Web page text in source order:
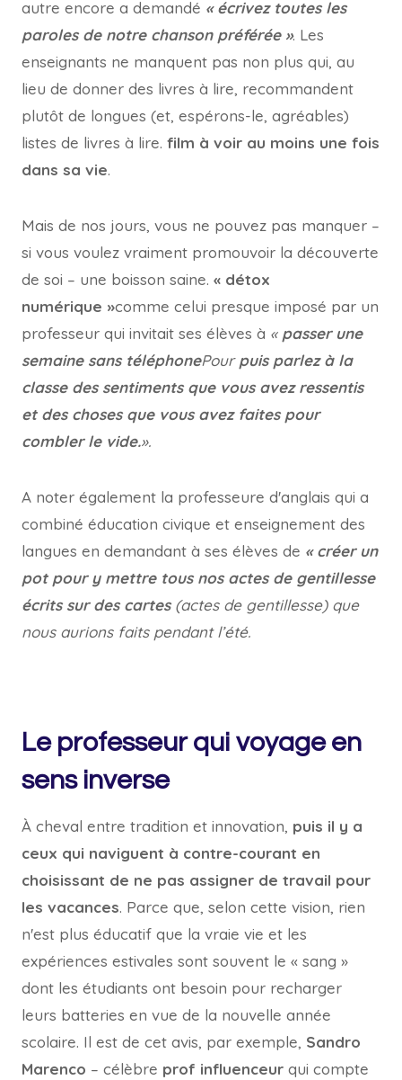
autre encore a demandé « écrivez toutes les
paroles de notre chanson préférée ». Les
enseignants ne manquent pas non plus qui, au
lieu de donner des livres à lire, recommandent
plutôt de longues (et, espérons-le, agréables)
listes de livres à lire. film à voir au moins une fois
dans sa vie.
Mais de nos jours, vous ne pouvez pas manquer –
si vous voulez vraiment promouvoir la découverte
de soi – une boisson saine. « détox
numérique »comme celui presque imposé par un
professeur qui invitait ses élèves à « passer une
semaine sans téléphonePourpuis parlez à la
classe des sentiments que vous avez ressentis
et des choses que vous avez faites pour
combler le vide.».
A noter également la professeure d'anglais qui a
combiné éducation civique et enseignement des
langues en demandant à ses élèves de « créer un
pot pour y mettre tous nos actes de gentillesse
écrits sur des cartes(actes de gentillesse) que
nous aurions faits pendant l’été.
Le professeur qui voyage en
sens inverse
À cheval entre tradition et innovation, puis il y a
ceux qui naviguent à contre-courant en
choisissant de ne pas assigner de travail pour
les vacances. Parce que, selon cette vision, rien
n'est plus éducatif que la vraie vie et les
expériences estivales sont souvent le « sang »
dont les étudiants ont besoin pour recharger
leurs batteries en vue de la nouvelle année
scolaire. Il est de cet avis, par exemple, Sandro
Marenco – célèbre prof influenceur qui compte